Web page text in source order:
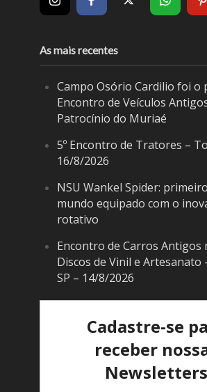
As mais recentes
Campo Osório Cardilio foi o
Encontro de Veículos
Patrocínio do Muriaé
5º Encontro de Tratores –
16/8/2026
NSU Wankel Spider:
mundo equipado com o
rotativo
Encontro de Carros Antigos
Discos de Vinil e Artesanato
SP – 14/8/2026